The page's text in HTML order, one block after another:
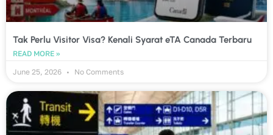
Tak Perlu Visitor Visa? Kenali Syarat eTA Canada Terbaru
READ MORE »
June 25, 2026
No Comments